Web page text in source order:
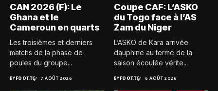
CAN 2026 (F): Le
Ghana et le
Cameroun en quarts
Les troisièmes et derniers
matchs de la phase de
poules du groupe...
BYFOOT.TG 7 AOÛT 2026
Coupe CAF: L’ASKO
du Togo face à l’AS
Zam du Niger
L’ASKO de Kara arrivée
dauphine au terme de la
saison écoulée vérite...
BYFOOT.TG 6 AOÛT 2026